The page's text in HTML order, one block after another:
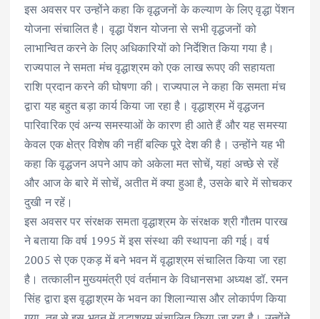
इस अवसर पर उन्होंने कहा कि वृद्धजनों के कल्याण के लिए वृद्धा पेंशन
योजना संचालित है। वृद्धा पेंशन योजना से सभी वृद्धजनों को
लाभान्वित करने के लिए अधिकारियों को निर्देशित किया गया है।
राज्यपाल ने समता मंच वृद्धाश्रम को एक लाख रूपए की सहायता
राशि प्रदान करने की घोषणा की। राज्यपाल ने कहा कि समता मंच
द्वारा यह बहुत बड़ा कार्य किया जा रहा है। वृद्धाश्रम में वृद्धजन
पारिवारिक एवं अन्य समस्याओं के कारण ही आते हैं और यह समस्या
केवल एक क्षेत्र विशेष की नहीं बल्कि पूरे देश की है। उन्होंने यह भी
कहा कि वृद्धजन अपने आप को अकेला मत सोचें, यहां अच्छे से रहें
और आज के बारे में सोचें, अतीत में क्या हुआ है, उसके बारे में सोचकर
दुखी न रहें।
इस अवसर पर संरक्षक समता वृद्धाश्रम के संरक्षक श्री गौतम पारख
ने बताया कि वर्ष 1995 में इस संस्था की स्थापना की गई। वर्ष
2005 से एक एकड़ में बने भवन में वृद्धाश्रम संचालित किया जा रहा
है। तत्कालीन मुख्यमंत्री एवं वर्तमान के विधानसभा अध्यक्ष डॉ. रमन
सिंह द्वारा इस वृद्धाश्रम के भवन का शिलान्यास और लोकार्पण किया